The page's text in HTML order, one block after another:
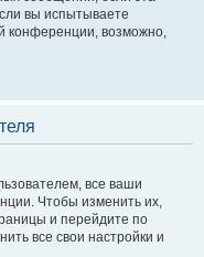
вы испытываете
конференции, возможно,
все ваши
Чтобы изменить их,
и перейдите по
все свои настройки и